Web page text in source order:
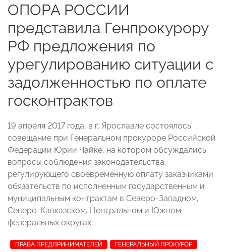
ОПОРА РОССИИ
представила Генпрокурору
РФ предложения по
урегулированию ситуации с
задолженностью по оплате
госконтрактов
19 апреля 2017 года, в г. Ярославле состоялось
совещание при Генеральном прокуроре Российской
Федерации Юрии Чайке, на котором обсуждались
вопросы соблюдения законодательства,
регулирующего своевременную оплату заказчиками
обязательств по исполненным государственным и
муниципальным контрактам в Северо-Западном,
Северо-Кавказском, Центральном и Южном
федеральных округах.
ПРАВА ПРЕДПРИНИМАТЕЛЕЙ
ГЕНЕРАЛЬНЫЙ ПРОКУРОР